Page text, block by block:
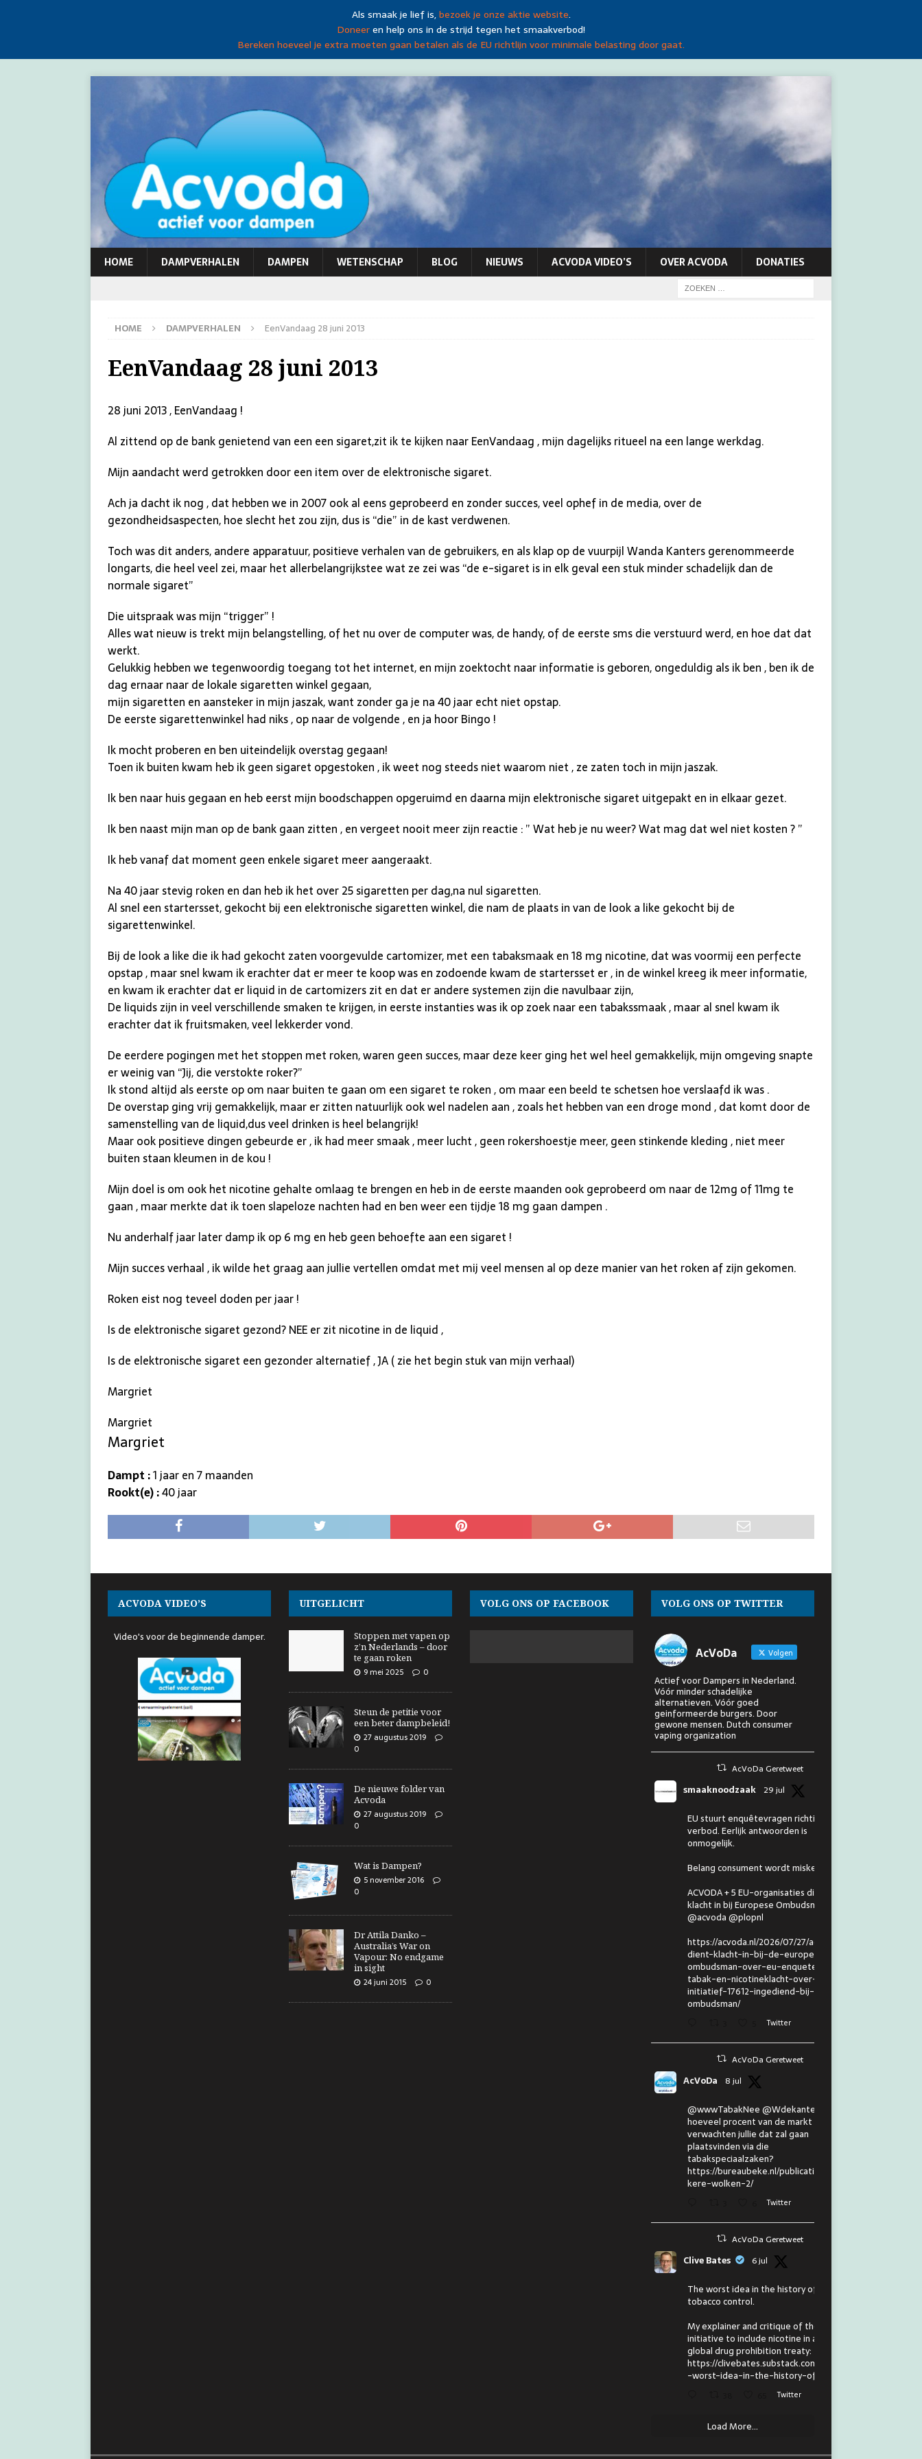
Als smaak je lief is,bezoek je onze aktie website.
Doneeren help ons in de strijd tegen het smaakverbod!
Bereken hoeveel je extra moeten gaan betalen als de EU richtlijn voor minimale belasting door gaat.
HOME DAMPVERHALEN DAMPEN WETENSCHAP BLOG NIEUWS ACVODA VIDEO’S OVER ACVODA DONATIES
HOME DAMPVERHALEN EenVandaag 28 juni 2013
EenVandaag 28 juni 2013
28 juni 2013 , EenVandaag !
Al zittend op de bank genietend van een een sigaret,zit ik te kijken naar EenVandaag , mijn dagelijks ritueel na een lange werkdag.
Mijn aandacht werd getrokken door een item over de elektronische sigaret.
Ach ja dacht ik nog , dat hebben we in 2007 ook al eens geprobeerd en zonder succes, veel ophef in de media, over de
gezondheidsaspecten, hoe slecht het zou zijn, dus is “die” in de kast verdwenen.
Toch was dit anders, andere apparatuur, positieve verhalen van de gebruikers, en als klap op de vuurpijl Wanda Kanters gerenommeerde
longarts, die heel veel zei, maar het allerbelangrijkstee wat ze zei was “de e-sigaret is in elk geval een stuk minder schadelijk dan de
normale sigaret”
Die uitspraak was mijn “trigger” !
Alles wat nieuw is trekt mijn belangstelling, of het nu over de computer was, de handy, of de eerste sms die verstuurd werd, en hoe dat dat
werkt.
Gelukkig hebben we tegenwoordig toegang tot het internet, en mijn zoektocht naar informatie is geboren, ongeduldig als ik ben , ben ik de
dag ernaar naar de lokale sigaretten winkel gegaan,
mijn sigaretten en aansteker in mijn jaszak, want zonder ga je na 40 jaar echt niet opstap.
De eerste sigarettenwinkel had niks , op naar de volgende , en ja hoor Bingo !
Ik mocht proberen en ben uiteindelijk overstag gegaan!
Toen ik buiten kwam heb ik geen sigaret opgestoken , ik weet nog steeds niet waarom niet , ze zaten toch in mijn jaszak.
Ik ben naar huis gegaan en heb eerst mijn boodschappen opgeruimd en daarna mijn elektronische sigaret uitgepakt en in elkaar gezet.
Ik ben naast mijn man op de bank gaan zitten , en vergeet nooit meer zijn reactie : ” Wat heb je nu weer? Wat mag dat wel niet kosten ? ”
Ik heb vanaf dat moment geen enkele sigaret meer aangeraakt.
Na 40 jaar stevig roken en dan heb ik het over 25 sigaretten per dag,na nul sigaretten.
Al snel een startersset, gekocht bij een elektronische sigaretten winkel, die nam de plaats in van de look a like gekocht bij de
sigarettenwinkel.
Bij de look a like die ik had gekocht zaten voorgevulde cartomizer, met een tabaksmaak en 18 mg nicotine, dat was voormij een perfecte
opstap , maar snel kwam ik erachter dat er meer te koop was en zodoende kwam de startersset er , in de winkel kreeg ik meer informatie,
en kwam ik erachter dat er liquid in de cartomizers zit en dat er andere systemen zijn die navulbaar zijn,
De liquids zijn in veel verschillende smaken te krijgen, in eerste instanties was ik op zoek naar een tabakssmaak , maar al snel kwam ik
erachter dat ik fruitsmaken, veel lekkerder vond.
De eerdere pogingen met het stoppen met roken, waren geen succes, maar deze keer ging het wel heel gemakkelijk, mijn omgeving snapte
er weinig van “Jij, die verstokte roker?”
Ik stond altijd als eerste op om naar buiten te gaan om een sigaret te roken , om maar een beeld te schetsen hoe verslaafd ik was .
De overstap ging vrij gemakkelijk, maar er zitten natuurlijk ook wel nadelen aan , zoals het hebben van een droge mond , dat komt door de
samenstelling van de liquid,dus veel drinken is heel belangrijk!
Maar ook positieve dingen gebeurde er , ik had meer smaak , meer lucht , geen rokershoestje meer, geen stinkende kleding , niet meer
buiten staan kleumen in de kou !
Mijn doel is om ook het nicotine gehalte omlaag te brengen en heb in de eerste maanden ook geprobeerd om naar de 12mg of 11mg te
gaan , maar merkte dat ik toen slapeloze nachten had en ben weer een tijdje 18 mg gaan dampen .
Nu anderhalf jaar later damp ik op 6 mg en heb geen behoefte aan een sigaret !
Mijn succes verhaal , ik wilde het graag aan jullie vertellen omdat met mij veel mensen al op deze manier van het roken af zijn gekomen.
Roken eist nog teveel doden per jaar !
Is de elektronische sigaret gezond? NEE er zit nicotine in de liquid ,
Is de elektronische sigaret een gezonder alternatief , JA ( zie het begin stuk van mijn verhaal)
Margriet
Margriet
Margriet
Dampt :1 jaar en 7 maanden
Rookt(e) :40 jaar
ACVODA VIDEO’S
Video's voor de beginnende damper.
UITGELICHT
Stoppen met vapen op
z’n Nederlands – door
te gaan roken
9 mei 2025
0
Steun de petitie voor
een beter dampbeleid!
27 augustus 2019
0
De nieuwe folder van
Acvoda
27 augustus 2019
0
Wat is Dampen?
5 november 2016
0
Dr Attila Danko –
Australia’s War on
Vapour: No endgame
in sight
24 juni 2015
0
VOLG ONS OP FACEBOOK VOLG ONS OP TWITTER
AcVoDa Volgen
Actief voor Dampers in Nederland.
Vóór minder schadelijke
alternatieven. Vóór goed
geinformeerde burgers. Door
gewone mensen. Dutch consumer
vaping organization
AcVoDa Geretweet
smaaknoodzaak 29 jul
EU stuurt enquêtevragen richting
verbod. Eerlijk antwoorden is
onmogelijk.
Belang consument wordt miskend.
ACVODA + 5 EU-organisaties dienen
klacht in bij Europese Ombudsman.
@acvoda @plopnl
https://acvoda.nl/2026/07/27/acvoda-
dient-klacht-in-bij-de-europese-
ombudsman-over-eu-enquete-
tabak-en-nicotineklacht-over-eu-
initiatief-17612-ingediend-bij-de-
ombudsman/
Twitter
AcVoDa Geretweet
AcVoDa 8 jul
@wwwTabakNee @Wdekanter En
hoeveel procent van de markt
verwachten jullie dat zal gaan
plaatsvinden via die
tabakspeciaalzaken?
https://bureaubeke.nl/publicaties/don
kere-wolken-2/
Twitter
AcVoDa Geretweet
Clive Bates 6 jul
The worst idea in the history of
tobacco control.
My explainer and critique of the
initiative to include nicotine in a
global drug prohibition treaty:
https://clivebates.substack.com/p/the
-worst-idea-in-the-history-of
Twitter
Load More...